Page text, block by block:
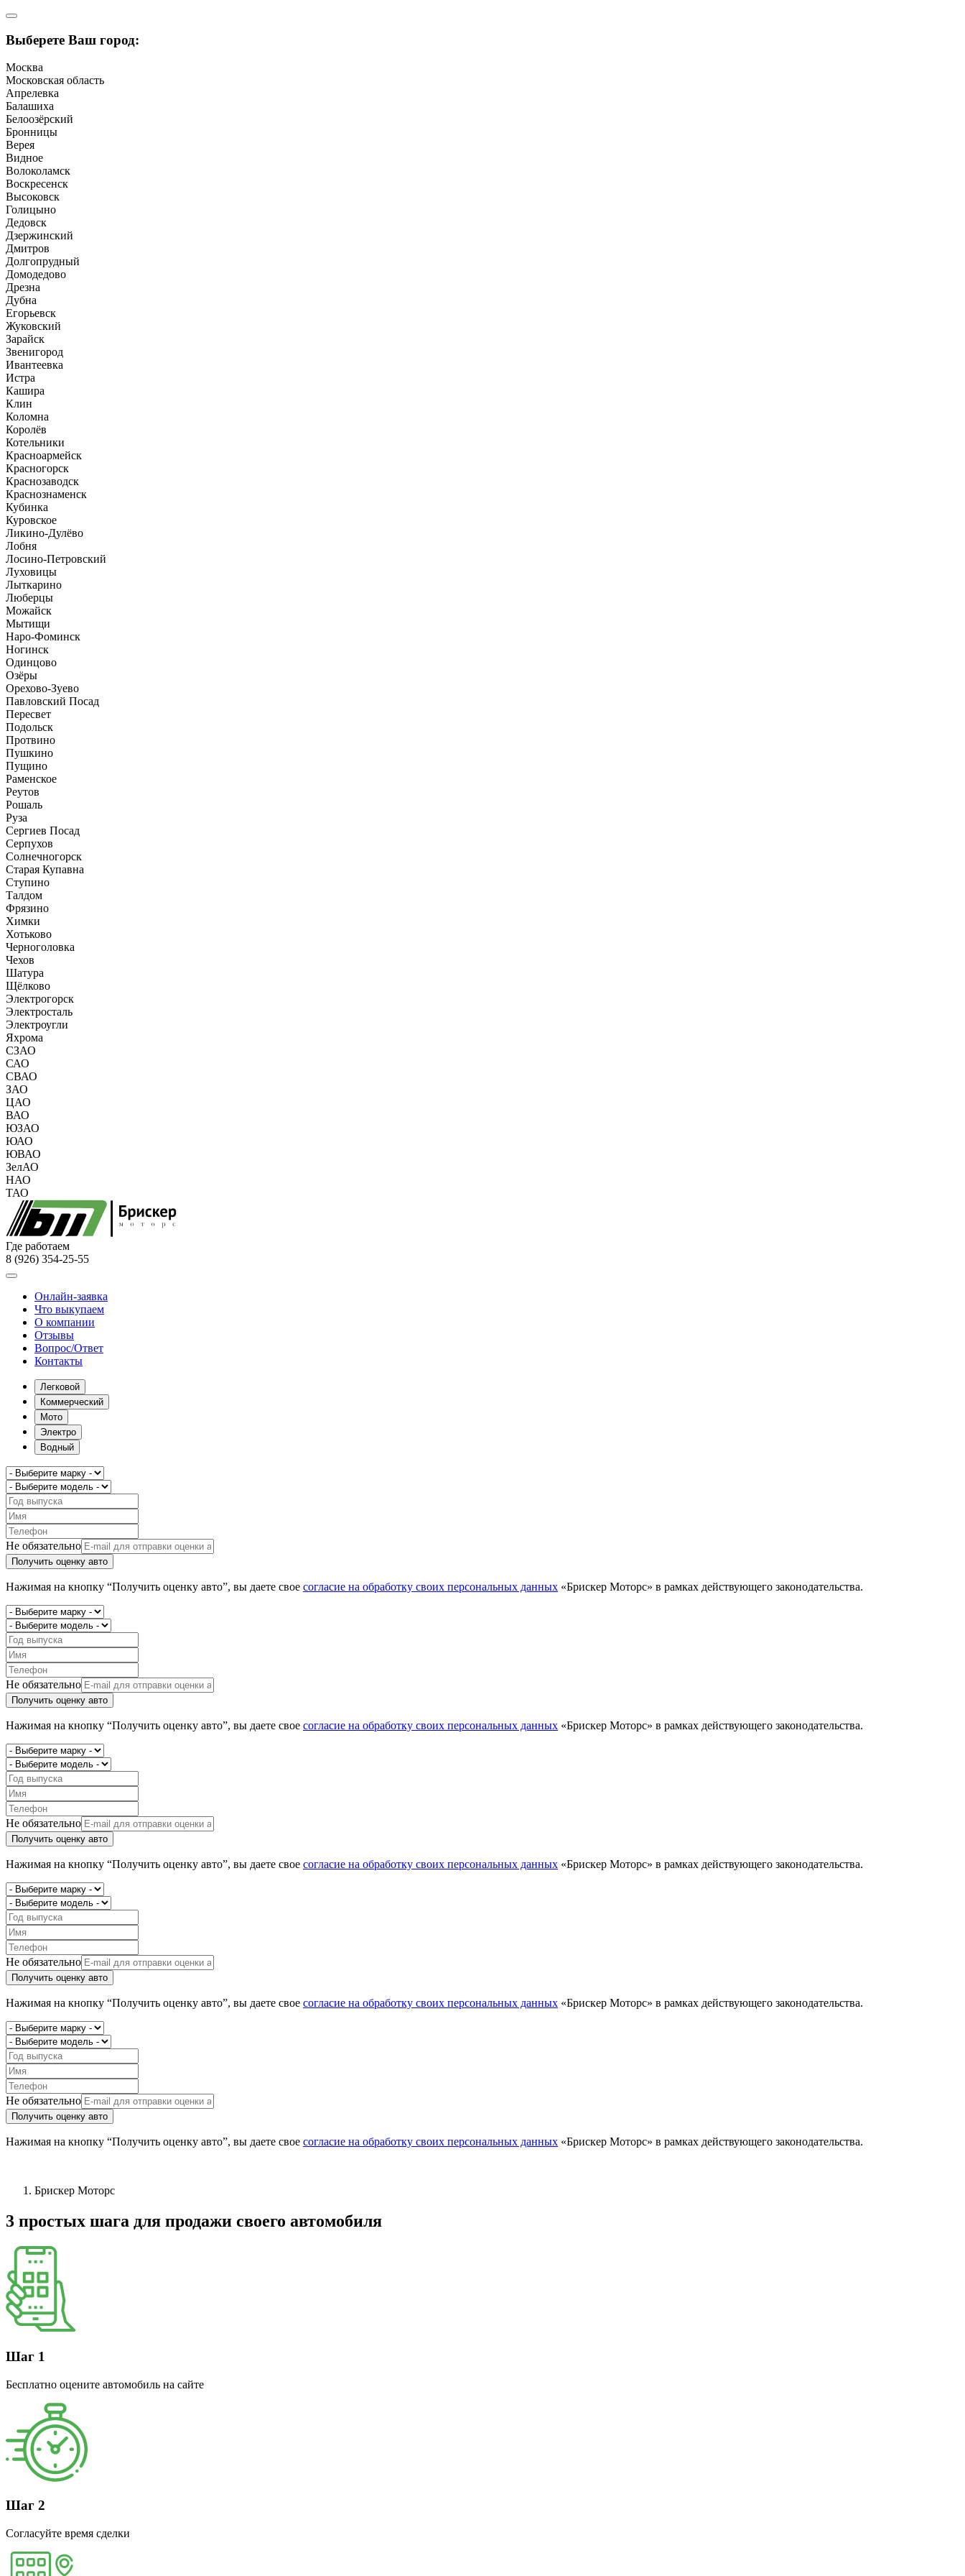
Выберете Ваш город:
Москва
Московская область
Апрелевка
Балашиха
Белоозёрский
Бронницы
Верея
Видное
Волоколамск
Воскресенск
Высоковск
Голицыно
Дедовск
Дзержинский
Дмитров
Долгопрудный
Домодедово
Дрезна
Дубна
Егорьевск
Жуковский
Зарайск
Звенигород
Ивантеевка
Истра
Кашира
Клин
Коломна
Королёв
Котельники
Красноармейск
Красногорск
Краснозаводск
Краснознаменск
Кубинка
Куровское
Ликино-Дулёво
Лобня
Лосино-Петровский
Луховицы
Лыткарино
Люберцы
Можайск
Мытищи
Наро-Фоминск
Ногинск
Одинцово
Озёры
Орехово-Зуево
Павловский Посад
Пересвет
Подольск
Протвино
Пушкино
Пущино
Раменское
Реутов
Рошаль
Руза
Сергиев Посад
Серпухов
Солнечногорск
Старая Купавна
Ступино
Талдом
Фрязино
Химки
Хотьково
Черноголовка
Чехов
Шатура
Щёлково
Электрогорск
Электросталь
Электроугли
Яхрома
СЗАО
САО
СВАО
ЗАО
ЦАО
ВАО
ЮЗАО
ЮАО
ЮВАО
ЗелАО
НАО
ТАО
Где работаем
8 (926) 354-25-55
Онлайн-заявка
Что выкупаем
О компании
Отзывы
Вопрос/Ответ
Контакты
Легковой
Коммерческий
Мото
Электро
Водный
Не обязательно
Получить оценку авто
Нажимая на кнопку “Получить оценку авто”, вы даете свое согласие на обработку своих персональных данных «Брискер Моторс» в рамках действующего законодательства.
Не обязательно
Получить оценку авто
Нажимая на кнопку “Получить оценку авто”, вы даете свое согласие на обработку своих персональных данных «Брискер Моторс» в рамках действующего законодательства.
Не обязательно
Получить оценку авто
Нажимая на кнопку “Получить оценку авто”, вы даете свое согласие на обработку своих персональных данных «Брискер Моторс» в рамках действующего законодательства.
Не обязательно
Получить оценку авто
Нажимая на кнопку “Получить оценку авто”, вы даете свое согласие на обработку своих персональных данных «Брискер Моторс» в рамках действующего законодательства.
Не обязательно
Получить оценку авто
Нажимая на кнопку “Получить оценку авто”, вы даете свое согласие на обработку своих персональных данных «Брискер Моторс» в рамках действующего законодательства.
Брискер Моторс
3 простых шага для продажи своего автомобиля
Шаг 1
Бесплатно оцените автомобиль на сайте
Шаг 2
Согласуйте время сделки